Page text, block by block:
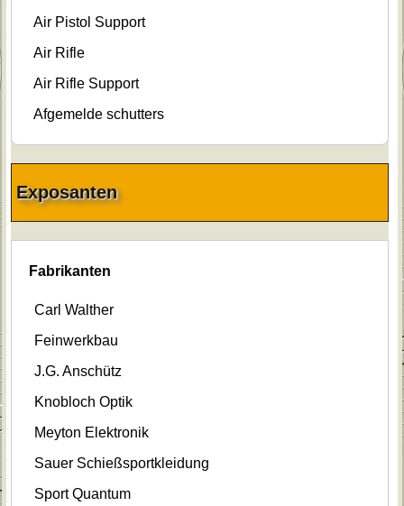
Air Pistol Support
Air Rifle
Air Rifle Support
Afgemelde schutters
Exposanten
Fabrikanten
Carl Walther
Feinwerkbau
J.G. Anschütz
Knobloch Optik
Meyton Elektronik
Sauer Schießsportkleidung
Sport Quantum